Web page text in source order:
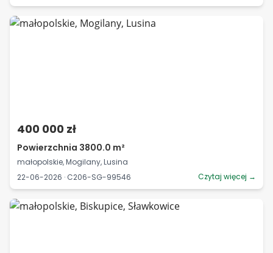
400 000 zł
Powierzchnia 3800.0 m²
małopolskie, Mogilany, Lusina
22-06-2026 · C206-SG-99546
Czytaj więcej →